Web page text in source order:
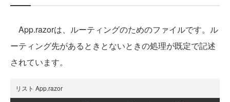
App.razorは、ルーティングのためのファイルです。ル
ーティング先があるときとないときの処理が既定で記述
されています。
リスト App.razor